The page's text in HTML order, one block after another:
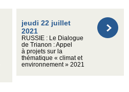
jeudi 22 juillet
2021
RUSSIE : Le Dialogue
de Trianon : Appel
à projets sur la
thématique « climat et
environnement » 2021